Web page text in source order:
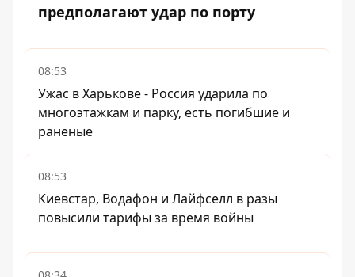
предполагают удар по порту
08:53
Ужас в Харькове - Россия ударила по
многоэтажкам и парку, есть погибшие и
раненые
08:53
Киевстар, Водафон и Лайфселл в разы
повысили тарифы за время войны